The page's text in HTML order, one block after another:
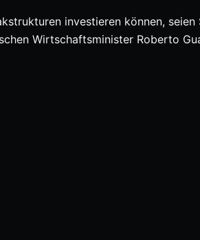
investieren können, seien
Wirtschaftsminister Roberto